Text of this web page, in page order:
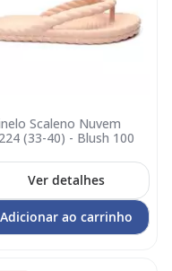
Scaleno Nuvem
(33-40) - Blush 100
Ver detalhes
Adicionar ao carrinho